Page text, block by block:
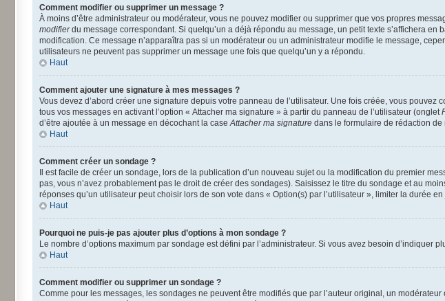
Comment modifier ou supprimer un message ?
À moins d’être administrateur ou modérateur, vous ne pouvez modifier ou supprimer que vos propres
modifierdu message correspondant. Si quelqu’un a déjà répondu au message, un petit texte s’affichera
modification. Ce message n’apparaîtra pas si un modérateur ou un administrateur modifie le message,
utilisateurs ne peuvent pas supprimer un message une fois que quelqu’un y a répondu.
Haut
Comment ajouter une signature à mes messages ?
Vous devez d’abord créer une signature depuis votre panneau de l’utilisateur. Une fois créée, vous pouvez
tous vos messages en activant l’option « Attacher ma signature » à partir du panneau de l’utilisateur (onglet
d’être ajoutée à un message en décochant la case Attacher ma signature dans le formulaire de rédaction de
Haut
Comment créer un sondage ?
Il est facile de créer un sondage, lors de la publication d’un nouveau sujet ou la modification du premier
pas, vous n’avez probablement pas le droit de créer des sondages). Saisissez le titre du sondage et au
réponses qu’un utilisateur peut choisir lors de son vote dans « Option(s) par l’utilisateur », limiter la durée
Haut
Pourquoi ne puis-je pas ajouter plus d’options à mon sondage ?
Le nombre d’options maximum par sondage est défini par l’administrateur. Si vous avez besoin d’indiquer
Haut
Comment modifier ou supprimer un sondage ?
Comme pour les messages, les sondages ne peuvent être modifiés que par l’auteur original, un